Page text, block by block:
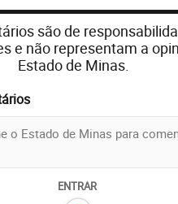
são de
e não representam a
Estado de Minas.
ENTRAR